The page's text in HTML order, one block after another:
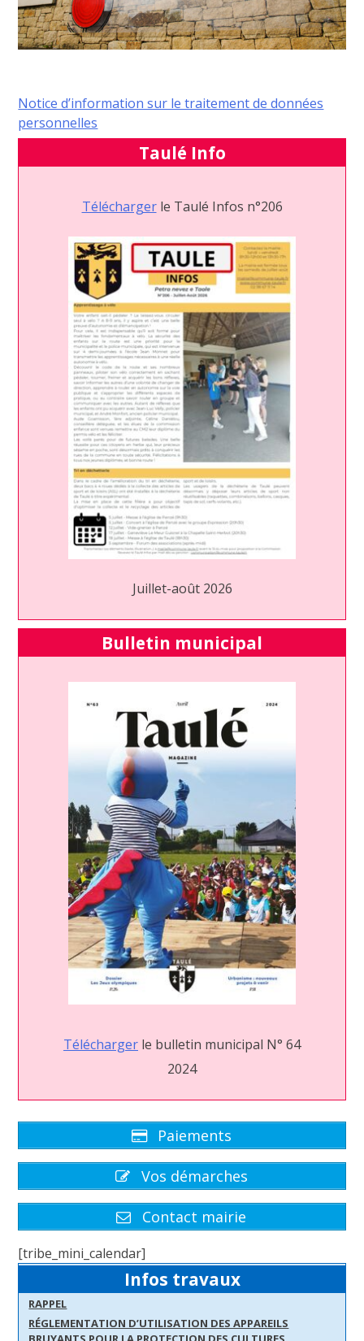
Notice d’information sur le traitement de données
personnelles
Taulé Info
Téléchargerle Taulé Infos n°206
Juillet-août 2026
Bulletin municipal
Télécharger le bulletin municipal N° 64
2024
Paiements
Vos démarches
Contact mairie
[tribe_mini_calendar]
Infos travaux
RAPPEL
RÉGLEMENTATION D’UTILISATION DES APPAREILS